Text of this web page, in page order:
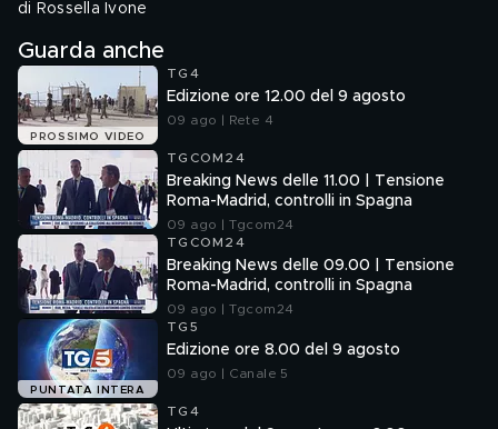
di Rossella Ivone
Guarda anche
PROSSIMO VIDEO
TG4
Edizione ore 12.00 del 9 agosto
09 ago | Rete 4
TGCOM24
Breaking News delle 11.00 | Tensione
Roma-Madrid, controlli in Spagna
09 ago | Tgcom24
TGCOM24
Breaking News delle 09.00 | Tensione
Roma-Madrid, controlli in Spagna
09 ago | Tgcom24
PUNTATA INTERA
TG5
Edizione ore 8.00 del 9 agosto
09 ago | Canale 5
TG4